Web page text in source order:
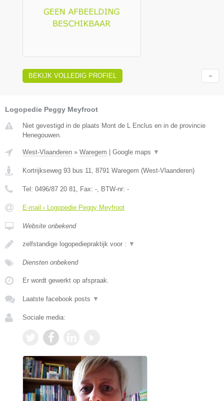
BEKIJK VOLLEDIG PROFIEL
Logopedie Peggy Meyfroot
Niet gevestigd in de plaats Mont de L Enclus en in de provincie
Henegouwen.
West-Vlaanderen » Waregem Google maps ▼
Kortrijkseweg 93 bus 11, 8791 Waregem (West-Vlaanderen)
Tel: 0496/87 20 81, Fax: -, BTW-nr: -
E-mail › Logopedie Peggy Meyfroot
Website onbekend
zelfstandige logopediepraktijk voor : ▼
Diensten onbekend
Er wordt gewerkt op afspraak.
Laatste facebook posts ▼
Sociale media: